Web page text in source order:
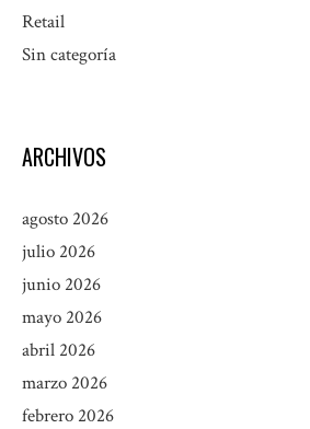
Retail
Sin categoría
ARCHIVOS
agosto 2026
julio 2026
junio 2026
mayo 2026
abril 2026
marzo 2026
febrero 2026